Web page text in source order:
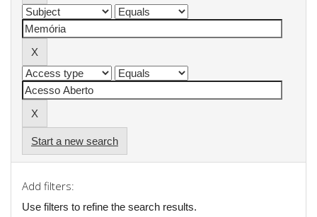
Start a new search
Add filters:
Use filters to refine the search results.